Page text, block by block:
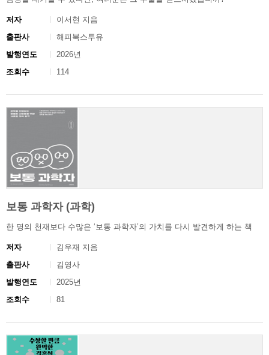
저자
이서현 지음
출판사
해피북스투유
발행연도
2026년
조회수
114
보통 과학자 (과학)
한 명의 천재보다 수많은 ‘보통 과학자’의 가치를 다시 발견하게 하는 책
저자
김우재 지음
출판사
김영사
발행연도
2025년
조회수
81